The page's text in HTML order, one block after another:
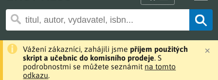
Vážení zákazníci, zahájili jsme příjem použitých
skript a učebnic do komisního prodeje. S
podrobnostmi se můžete seznámit na tomto
odkazu.
×